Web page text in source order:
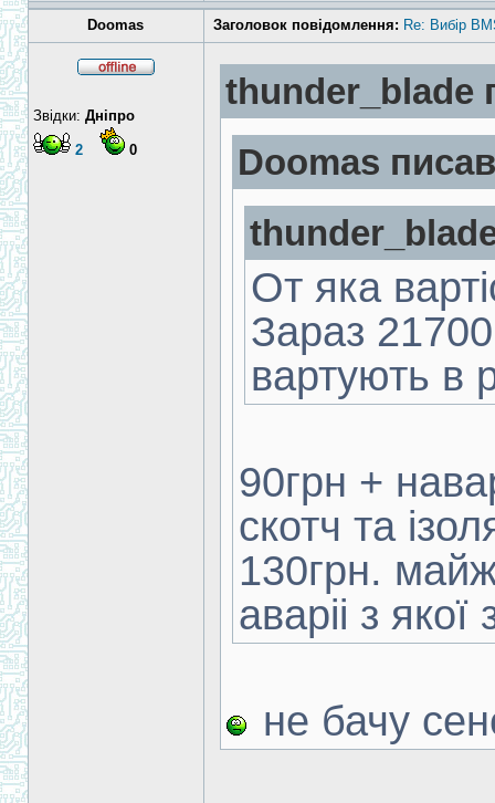
Doomas Заголовок повідомлення: Re: Вибір
Звідки: Дніпро
2 0
thunder_blade
Doomas
От яка
Зараз
вартують в
90грн +
скотч та
130грн.
аваріі з якої
не бачу